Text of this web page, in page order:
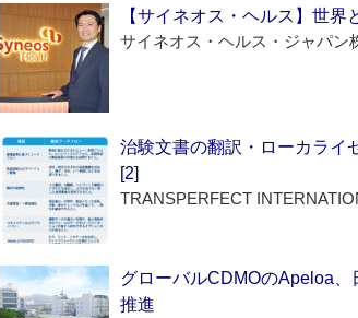
【サイネオス・ヘルス】世
サイネオス・ヘルス・ジャパン
治験文書の翻訳・ローカライ
[2]
TRANSPERFECT
グローバルCDMOのApeloa
推進